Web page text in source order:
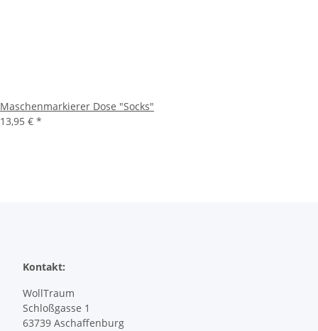
Maschenmarkierer Dose "Socks"
13,95 € *
Kontakt:
WollTraum
Schloßgasse 1
63739 Aschaffenburg